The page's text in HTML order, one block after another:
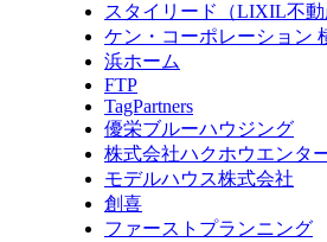
スタイリード（LIXIL不動
ケン・コーポレーション
浜ホーム
FTP
TagPartners
優栄ブルーハウジング
株式会社ハクホウエンタ
モデルハウス株式会社
創喜
ファーストプランニング